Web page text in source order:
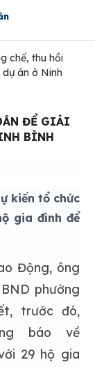
chế, thu hồi
án ở Ninh
ĐỂ GIẢI
BÌNH
kiến tổ chức
gia đình để
Động, ông
phường
trước đó,
báo về
29 hộ gia